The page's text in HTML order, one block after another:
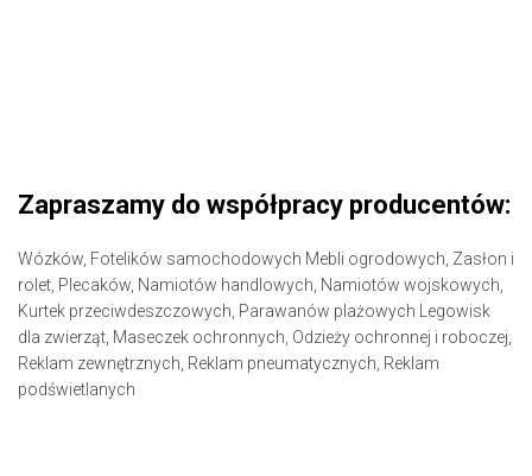
Zapraszamy do współpracy producentów:
Wózków, Fotelików samochodowych Mebli ogrodowych, Zasłon i
rolet, Plecaków, Namiotów handlowych, Namiotów wojskowych,
Kurtek przeciwdeszczowych, Parawanów plażowych
Legowisk
dla zwierząt, Maseczek ochronnych, Odzieży ochronnej i roboczej,
Reklam zewnętrznych, Reklam pneumatycznych, Reklam
podświetlanych